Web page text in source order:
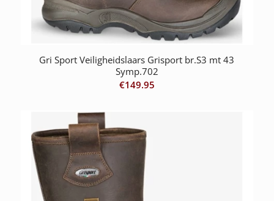
Gri Sport Veiligheidslaars Grisport br.S3 mt 43
Symp.702
€149.95